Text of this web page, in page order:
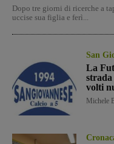
Dopo tre giorni di ricerche a
uccise sua figlia e ferì...
San
La
volti
Michele